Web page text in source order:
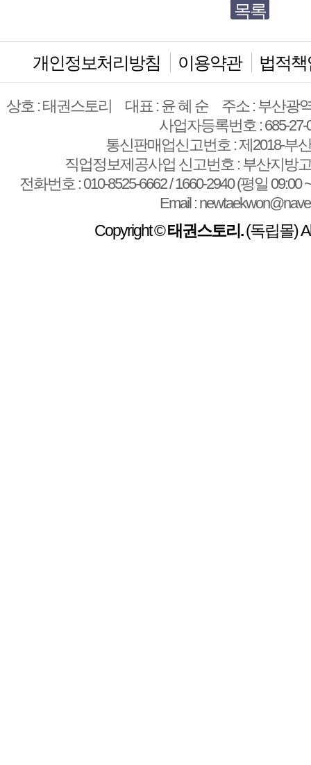
목록
개인정보처리방침 이용약관 법적
상호 : 태권스토리 대표 : 윤 혜 순
주소 : 부산광
사업자등록번호 : 685-27-
통신판매업신고번호 : 제2018-부
직업정보제공사업 신고번호 : 부산지방
전화번호 : 010-8525-6662 / 1660-2940 (평일 09:00
Email :
Copyright ©태권스토리.(독립몰)